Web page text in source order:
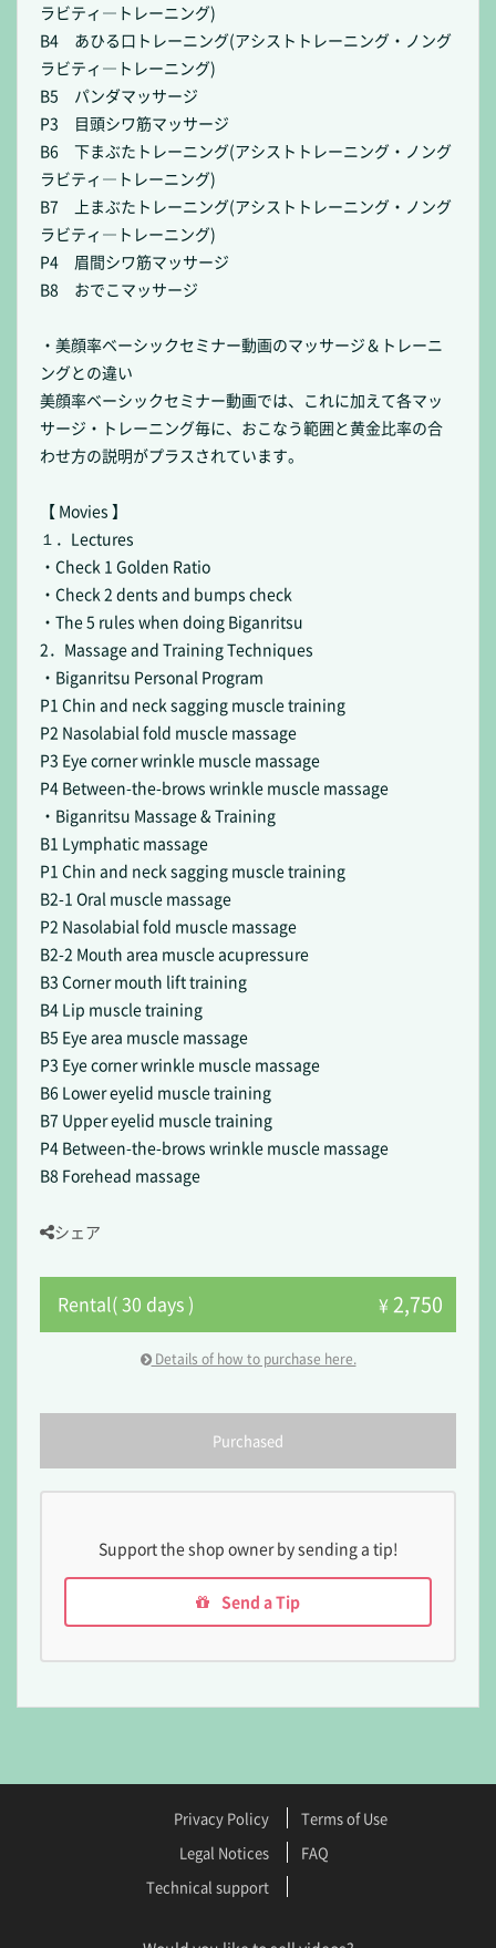
ラビティ―トレーニング)
B4 あひる口トレーニング(アシストトレーニング・ノング
ラビティ―トレーニング)
B5 パンダマッサージ
P3 目頭シワ筋マッサージ
B6 下まぶたトレーニング(アシストトレーニング・ノング
ラビティ―トレーニング)
B7 上まぶたトレーニング(アシストトレーニング・ノング
ラビティ―トレーニング)
P4 眉間シワ筋マッサージ
B8 おでこマッサージ
・美顔率ベーシックセミナー動画のマッサージ＆トレーニ
ングとの違い
美顔率ベーシックセミナー動画では、これに加えて各マッ
サージ・トレーニング毎に、おこなう範囲と黄金比率の合
わせ方の説明がプラスされています。
【 Movies 】
１．Lectures
・Check 1 Golden Ratio
・Check 2 dents and bumps check
・The 5 rules when doing Biganritsu
2．Massage and Training Techniques
・Biganritsu Personal Program
P1 Chin and neck sagging muscle training
P2 Nasolabial fold muscle massage
P3 Eye corner wrinkle muscle massage
P4 Between-the-brows wrinkle muscle massage
・Biganritsu Massage & Training
B1 Lymphatic massage
P1 Chin and neck sagging muscle training
B2-1 Oral muscle massage
P2 Nasolabial fold muscle massage
B2-2 Mouth area muscle acupressure
B3 Corner mouth lift training
B4 Lip muscle training
B5 Eye area muscle massage
P3 Eye corner wrinkle muscle massage
B6 Lower eyelid muscle training
B7 Upper eyelid muscle training
P4 Between-the-brows wrinkle muscle massage
B8 Forehead massage
シェア
Rental( 30 days ) ¥2,750
Details of how to purchase here.
Purchased
Support the shop owner by sending a tip!
Send a Tip
Privacy Policy
Terms of Use
Legal Notices
FAQ
Technical support